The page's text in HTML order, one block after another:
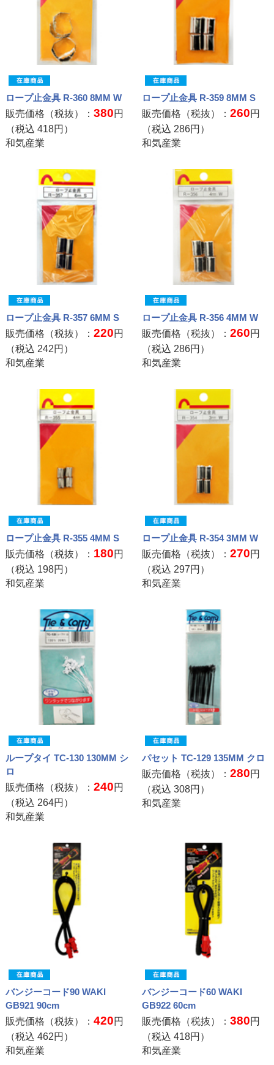
ロープ止金具 R-360 8MM W
販売価格（税抜）： 380円
（税込 418円）
和気産業
ロープ止金具 R-359 8MM S
販売価格（税抜）：260円
（税込 286円）
和気産業
ロープ止金具 R-357 6MM S
販売価格（税抜）： 220円
（税込 242円）
和気産業
ロープ止金具 R-356 4MM W
販売価格（税抜）：260円
（税込 286円）
和気産業
ロープ止金具 R-355 4MM S
販売価格（税抜）： 180円
（税込 198円）
和気産業
ロープ止金具 R-354 3MM W
販売価格（税抜）：270円
（税込 297円）
和気産業
ループタイ TC-130 130MM シ
ロ
販売価格（税抜）： 240円
（税込 264円）
和気産業
パセット TC-129 135MM クロ
販売価格（税抜）：280円
（税込308円）
和気産業
バンジーコード90 WAKI
GB921 90cm
販売価格（税抜）： 420円
（税込 462円）
和気産業
バンジーコード60 WAKI
GB922 60cm
販売価格（税抜）：380円
（税込418円）
和気産業